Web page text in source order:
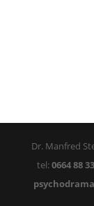
Dr. Manfred
tel:0664 88